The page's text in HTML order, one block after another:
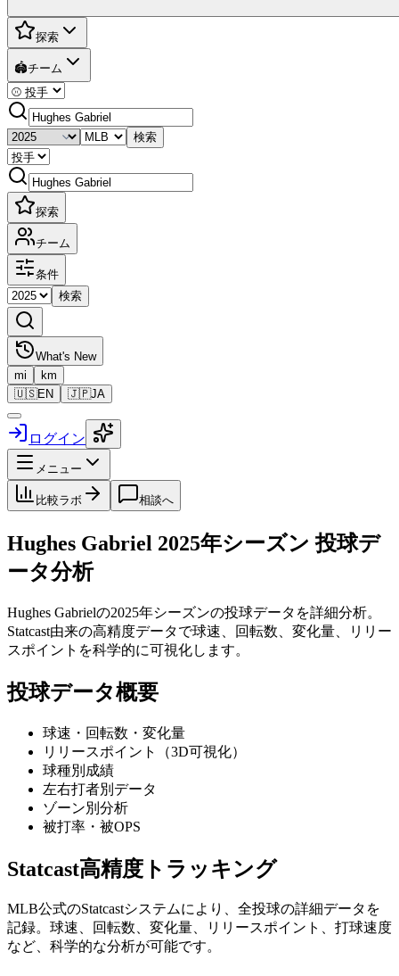
探索
🏟️チーム
検索
探索
チーム
条件
検索
What's New
mi
km
🇺🇸EN 🇯🇵JA
ログイン
メニュー
比較ラボ 相談へ
Hughes Gabriel 2025年シーズン 投球デ
ータ分析
Hughes Gabrielの2025年シーズンの投球データを詳細分析。
Statcast由来の高精度データで球速、回転数、変化量、リリー
スポイントを科学的に可視化します。
投球データ概要
球速・回転数・変化量
リリースポイント（3D可視化）
球種別成績
左右打者別データ
ゾーン別分析
被打率・被OPS
Statcast高精度トラッキング
MLB公式のStatcastシステムにより、全投球の詳細データを
記録。球速、回転数、変化量、リリースポイント、打球速度
など、科学的な分析が可能です。